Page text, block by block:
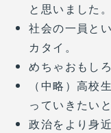
と思いました。
社会の一員と
カタイ。
めちゃおもし
（中略）高校
っていきたい
政治をより身